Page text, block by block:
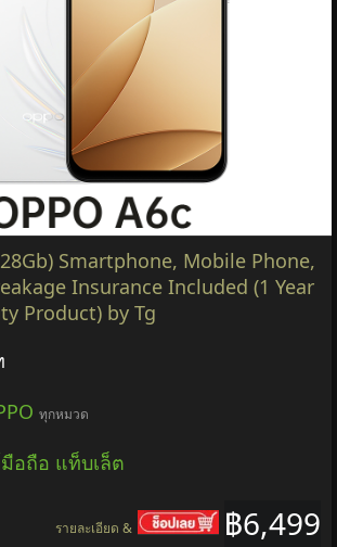
Smartphone, Mobile Phone,
Insurance Included (1 Year
Product) by Tg
ทุกหมวด
อถือ แท็บเล็ต
฿6,499
รายละเอียด &